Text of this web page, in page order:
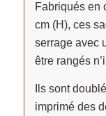
Fabriqués en
cm (H), ces
serrage avec
être rangés
Ils sont
imprimé des